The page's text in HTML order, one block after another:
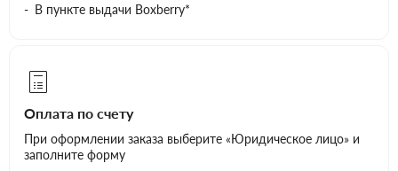
В пункте выдачи Boxberry*
Оплата по счету
При оформлении заказа выберите «Юридическое лицо» и
заполните форму